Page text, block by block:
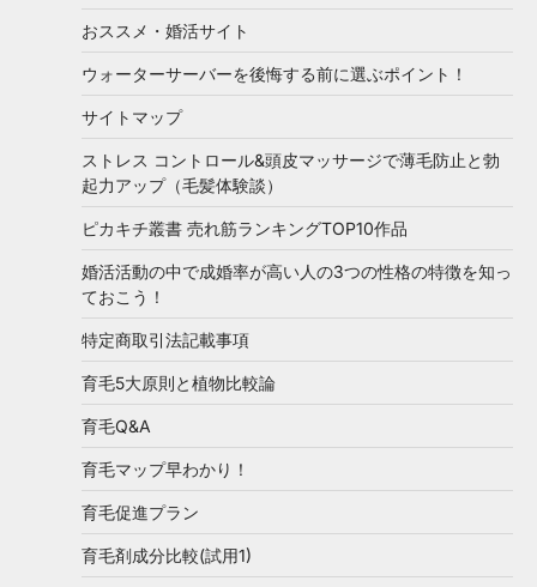
おススメ・婚活サイト
ウォーターサーバーを後悔する前に選ぶポイント！
サイトマップ
ストレス コントロール&頭皮マッサージで薄毛防止と勃
起力アップ（毛髪体験談）
ピカキチ叢書 売れ筋ランキングTOP10作品
婚活活動の中で成婚率が高い人の3つの性格の特徴を知っ
ておこう！
特定商取引法記載事項
育毛5大原則と植物比較論
育毛Q&A
育毛マップ早わかり！
育毛促進プラン
育毛剤成分比較(試用1)